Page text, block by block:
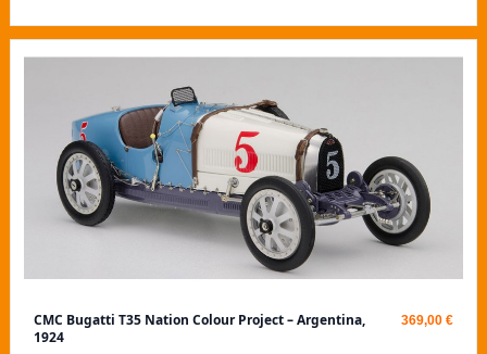
CMC Bugatti T35 Nation Colour Project – Argentina,
1924
369,00 €